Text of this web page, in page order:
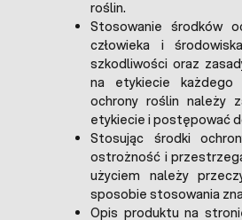
roślin.
Stosowanie środków
człowieka i
szkodliwości oraz
na etykiecie każdego
ochrony roślin należy
etykiecie i postępować
Stosując środki
ostrożność i
użyciem należy
sposobie stosowania
Opis produktu na